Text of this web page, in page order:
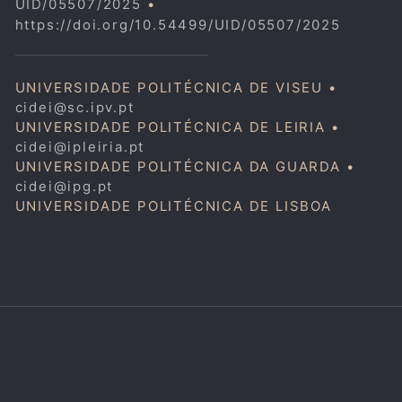
UID/05507/2025 •
https://doi.org/10.54499/UID/05507/2025
UNIVERSIDADE POLITÉCNICA DE VISEU •
cidei@sc.ipv.pt
UNIVERSIDADE POLITÉCNICA DE LEIRIA •
cidei@ipleiria.pt
UNIVERSIDADE POLITÉCNICA DA GUARDA •
cidei@ipg.pt
UNIVERSIDADE POLITÉCNICA DE LISBOA